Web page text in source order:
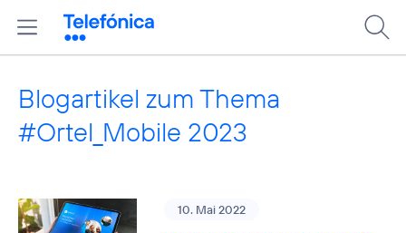
Blogartikel zum Thema
#Ortel_Mobile 2023
10. Mai 2022